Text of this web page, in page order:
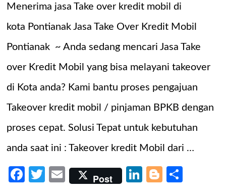
Menerima jasa Take over kredit mobil di
kota Pontianak Jasa Take Over Kredit Mobil
Pontianak ~ Anda sedang mencari Jasa Take
over Kredit Mobil yang bisa melayani takeover
di Kota anda? Kami bantu proses pengajuan
Takeover kredit mobil / pinjaman BPKB dengan
proses cepat. Solusi Tepat untuk kebutuhan
anda saat ini : Takeover kredit Mobil dari …
Facebook
Twitter
EmailPost LinkedIn
Blogger